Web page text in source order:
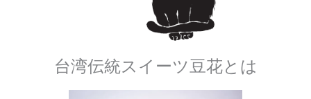
台湾伝統スイーツ豆花とは